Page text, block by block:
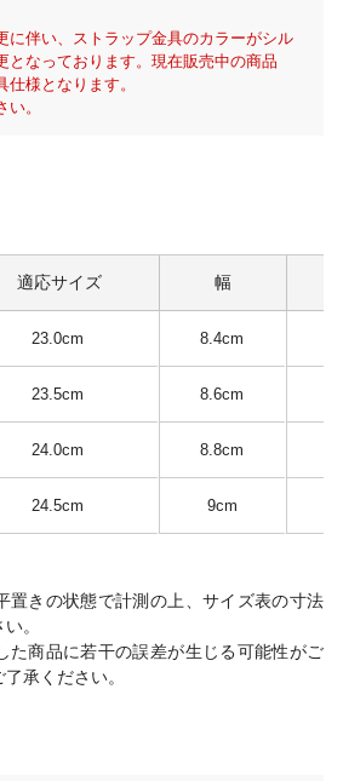
に伴い、ストラップ金具のカラーがシル
となっております。現在販売中の商品
様となります。
。
適応サイズ 幅
23.0cm 8.4cm
23.5cm 8.6cm
24.0cm 8.8cm
24.5cm 9cm
置きの状態で計測の上、サイズ表の寸法
。
た商品に若干の誤差が生じる可能性がご
承ください。